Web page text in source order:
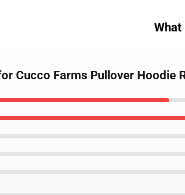
What
Cucco Farms Pullover Hoodie